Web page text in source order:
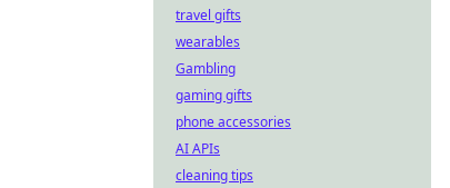
travel gifts
wearables
Gambling
gaming gifts
phone accessories
AI APIs
cleaning tips